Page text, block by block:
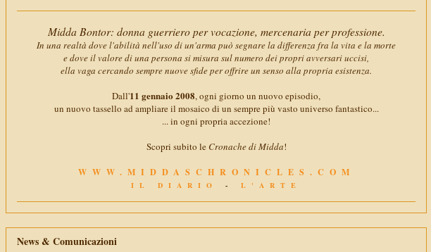
Midda Bontor: donna guerriero per vocazione, mercenaria per professione.
In una realtà dove l'abilità nell'uso di un'arma può segnare la differenza fra la vita e la morte
e dove il valore di una persona si misura sul numero dei propri avversari uccisi,
ella vaga cercando sempre nuove sfide per offrire un senso alla propria esistenza.
Dall'11 gennaio 2008, ogni giorno un nuovo episodio,
un nuovo tassello ad ampliare il mosaico di un sempre più vasto universo fantastico...
... in ogni propria accezione!
Scopri subito le Cronache di Midda!
WWW.MIDDASCHRONICLES.COM
IL DIARIO - L'ARTE
News & Comunicazioni